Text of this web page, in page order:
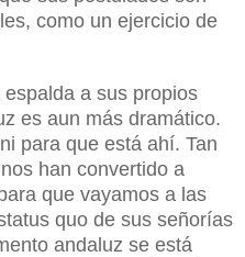
como un ejercicio de
a sus propios
es aun más dramático.
para que está ahí. Tan
han convertido a
que vayamos a las
quo de sus señorías
andaluz se está